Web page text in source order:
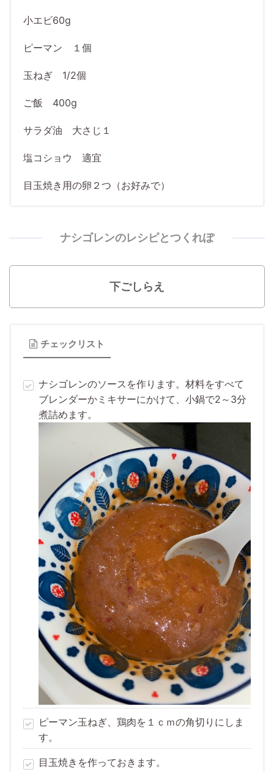
小エビ60g
ピーマン １個
玉ねぎ 1/2個
ご飯 400g
サラダ油 大さじ１
塩コショウ 適宜
目玉焼き用の卵２つ（お好みで）
ナシゴレンのレシピとつくれぽ
下ごしらえ
チェックリスト
ナシゴレンのソースを作ります。材料をすべて
ブレンダーかミキサーにかけて、小鍋で2～3分
煮詰めます。
ピーマン玉ねぎ、鶏肉を１ｃｍの角切りにしま
す。
目玉焼きを作っておきます。